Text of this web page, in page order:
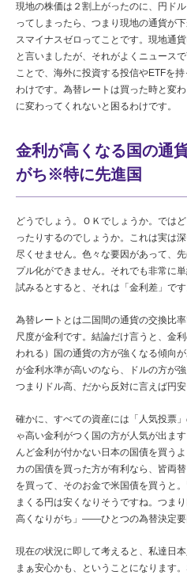
現地の株価は２割上がったのに、円ド
ってしまったら、つまり現地の通貨が
スマイナスゼロってことです。現地通
と言いましたが、それがよくニュース
ことで、海外に投資する投信やETFを
わけです。為替レートは買った時と変
に変わってくれないと困るわけです。
金利が高くなる国の通
がち※特に先進国
どうでしょう。ＯＫでしょうか。では
ったりするのでしょうか。これは実は
尽くせません。色々な要因があって、
プル化ができません。それでも非常に
試みるとすると、それは「金利差」です
為替レートとは二国間の通貨の交換比
尺度が金利です。結論だけ言うと、金
われる）国の通貨の方が強くなる傾向
が金利水準が高いのなら、ドルの方が
つまりドル高、だから反対に言えば円安
確かに、すべての資産には「人気投票
ゃ高い金利がつく国の方が人気が出ま
んど金利が付かない日本の国債を買う
カの国債を買った方が有利なら、皆両
を買って、そのお金で米国債を買うと
まくる円は安くなりそうですね。つま
高くなりがち」――ひとつの為替決定要
現在の状況に即して考えると、私達日
まぁ安心かも、ということになります